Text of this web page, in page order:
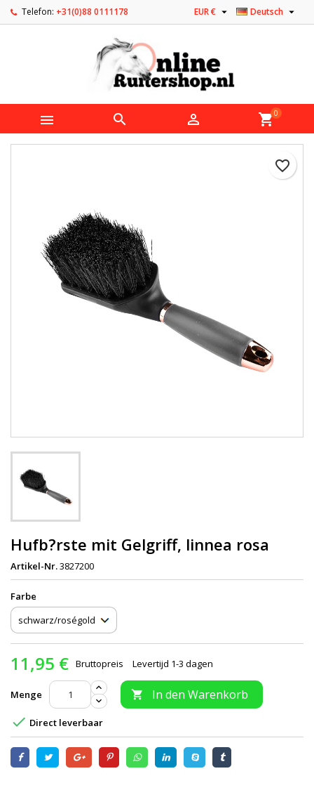
Telefon: +31(0)88 0111178 Deutsch 
EUR € 
   shopping_cart0
favorite_border
Hufb?rste mit Gelgriff, linnea rosa
Artikel-Nr.3827200
Farbe
11,95 € Bruttopreis Levertijd 1-3 dagen
Menge  In den Warenkorb
 Direct leverbaar